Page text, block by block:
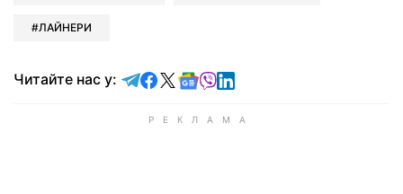
ЛАЙНЕРИ
Читайте нас у: Читайте у Telegram
Читайте у Facebook
Читайте у X
Читайте у Google news
Читайте у Viber
Читайте у LinkedIn